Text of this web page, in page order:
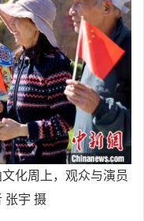
周上，观众与演员
张宇 摄